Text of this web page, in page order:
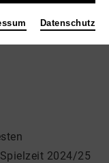
2024/25
Datenschutz